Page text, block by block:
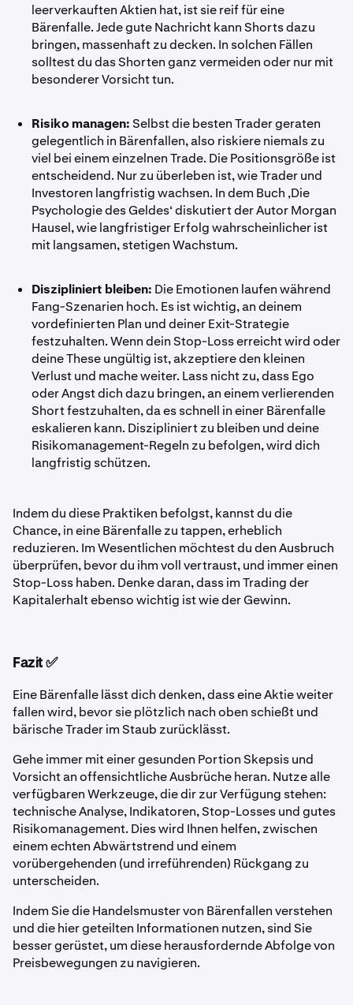
leerverkauften Aktien hat, ist sie reif für eine
Bärenfalle. Jede gute Nachricht kann Shorts dazu
bringen, massenhaft zu decken. In solchen Fällen
solltest du das Shorten ganz vermeiden oder nur mit
besonderer Vorsicht tun.
Risiko managen:Selbst die besten Trader geraten
gelegentlich in Bärenfallen, also riskiere niemals zu
viel bei einem einzelnen Trade. Die Positionsgröße ist
entscheidend. Nur zu überleben ist, wie Trader und
Investoren langfristig wachsen. In dem Buch ‚Die
Psychologie des Geldes‘ diskutiert der Autor Morgan
Hausel, wie langfristiger Erfolg wahrscheinlicher ist
mit langsamen, stetigen Wachstum.
Diszipliniert bleiben: Die Emotionen laufen während
Fang-Szenarien hoch. Es ist wichtig, an deinem
vordefinierten Plan und deiner Exit-Strategie
festzuhalten. Wenn dein Stop-Loss erreicht wird oder
deine These ungültig ist, akzeptiere den kleinen
Verlust und mache weiter. Lass nicht zu, dass Ego
oder Angst dich dazu bringen, an einem verlierenden
Short festzuhalten, da es schnell in einer Bärenfalle
eskalieren kann. Diszipliniert zu bleiben und deine
Risikomanagement-Regeln zu befolgen, wird dich
langfristig schützen.
Indem du diese Praktiken befolgst, kannst du die
Chance, in eine Bärenfalle zu tappen, erheblich
reduzieren. Im Wesentlichen möchtest du den Ausbruch
überprüfen, bevor du ihm voll vertraust, und immer einen
Stop-Loss haben. Denke daran, dass im Trading der
Kapitalerhalt ebenso wichtig ist wie der Gewinn.
Fazit ✅
Eine Bärenfalle lässt dich denken, dass eine Aktie weiter
fallen wird, bevor sie plötzlich nach oben schießt und
bärische Trader im Staub zurücklässt.
Gehe immer mit einer gesunden Portion Skepsis und
Vorsicht an offensichtliche Ausbrüche heran. Nutze alle
verfügbaren Werkzeuge, die dir zur Verfügung stehen:
technische Analyse, Indikatoren, Stop-Losses und gutes
Risikomanagement. Dies wird Ihnen helfen, zwischen
einem echten Abwärtstrend und einem
vorübergehenden (und irreführenden) Rückgang zu
unterscheiden.
Indem Sie die Handelsmuster von Bärenfallen verstehen
und die hier geteilten Informationen nutzen, sind Sie
besser gerüstet, um diese herausfordernde Abfolge von
Preisbewegungen zu navigieren.